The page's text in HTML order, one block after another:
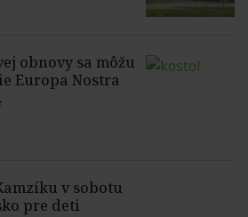
obnovy sa môžu
Europa Nostra
v sobotu
pre deti